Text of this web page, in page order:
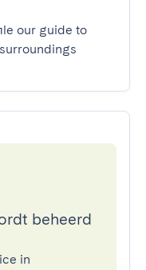
our guide to
beheerd
in